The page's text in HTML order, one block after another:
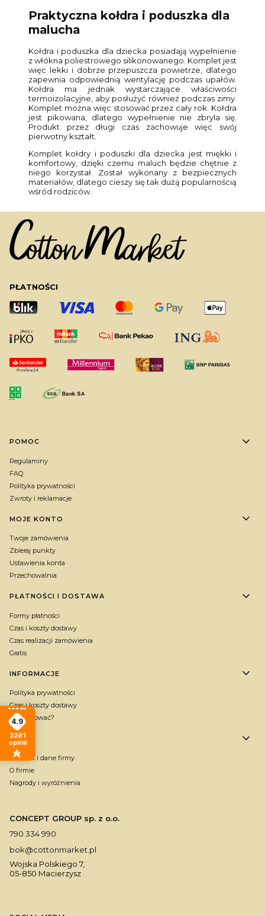
Praktyczna kołdra i poduszka dla
malucha
Kołdra i poduszka dla dziecka posiadają wypełnienie
z włókna poliestrowego silikonowanego. Komplet jest
więc lekki i dobrze przepuszcza powietrze, dlatego
zapewnia odpowiednią wentylację podczas upałów.
Kołdra ma jednak wystarczające właściwości
termoizolacyjne, aby posłużyć również podczas zimy.
Komplet można więc stosować przez cały rok. Kołdra
jest pikowana, dlatego wypełnienie nie zbryla się.
Produkt przez długi czas zachowuje więc swój
pierwotny kształt.
Komplet kołdry i poduszki dla dziecka jest miękki i
komfortowy, dzięki czemu maluch będzie chętnie z
niego korzystał. Został wykonany z bezpiecznych
materiałów, dlatego cieszy się tak dużą popularnością
wśród rodziców.
PŁATNOŚCI
Linki w stopce
POMOC
Regulaminy
FAQ
Polityka prywatności
Zwroty i reklamacje
MOJE KONTO
Twoje zamówienia
Zbieraj punkty
Ustawienia konta
Przechowalnia
PŁATNOŚCI I DOSTAWA
Formy płatności
Czas i koszty dostawy
Czas realizacji zamówienia
Gratis
INFORMACJE
Polityka prywatności
Czas i koszty dostawy
Jak kupować?
O NAS
Kontakt i dane firmy
O firmie
Nagrody i wyróżnienia
CONCEPT GROUP sp. z o.o.
790 334 990
bok@cottonmarket.pl
Wojska Polskiego 7,
05-850 Macierzysz
4.9
2281
opinii